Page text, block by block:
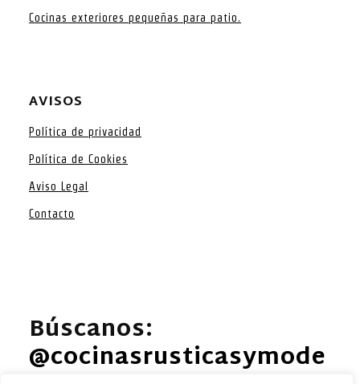
Cocinas exteriores pequeñas para patio.
AVISOS
Política de privacidad
Política de Cookies
Aviso Legal
Contacto
Búscanos:
@cocinasrusticasymode